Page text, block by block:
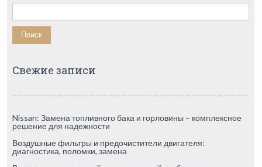
Найти:
Свежие записи
Nissan: Замена топливного бака и горловины – комплексное
решение для надежности
Воздушные фильтры и предочистители двигателя:
диагностика, поломки, замена